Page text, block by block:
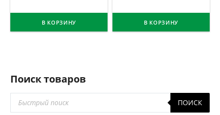
В КОРЗИНУ В КОРЗИНУ
Поиск товаров
товаров
ПОИСК